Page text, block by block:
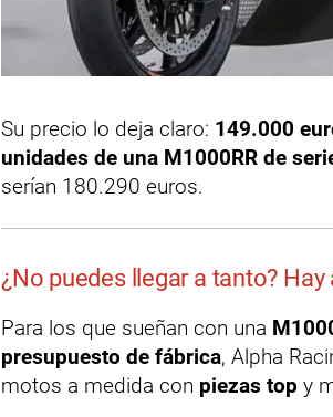
Su precio lo deja claro: 149.000
unidades de una M1000RR de
serían 180.290 euros.
¿No puedes llegar a tanto?
Para los que sueñan con una
presupuesto de fábrica, Alpha
motos a medida con piezas top y